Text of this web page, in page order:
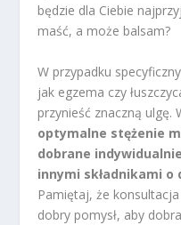
będzie dla Ciebie
maść, a może balsam?
W przypadku
jak egzema czy
przynieść znaczną ulgę.
optymalne stężenie
dobrane
innymi składnikami o
Pamiętaj, że
dobry pomysł, aby